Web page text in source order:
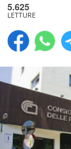
5.625
LETTURE